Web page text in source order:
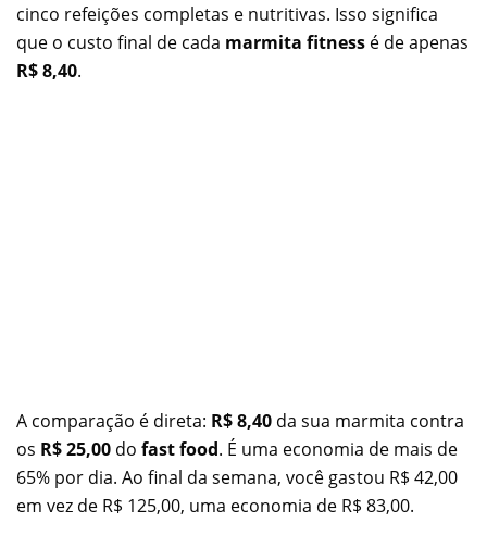
cinco refeições completas e nutritivas. Isso significa
que o custo final de cada marmita fitness é de apenas
R$ 8,40.
A comparação é direta: R$ 8,40 da sua marmita contra
os R$ 25,00 do fast food. É uma economia de mais de
65% por dia. Ao final da semana, você gastou R$ 42,00
em vez de R$ 125,00, uma economia de R$ 83,00.